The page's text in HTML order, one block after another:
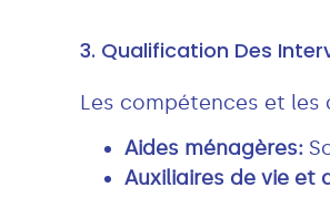
3. Qualification Des
Les compétences et les
Aides ménagères:
Auxiliaires de vie et